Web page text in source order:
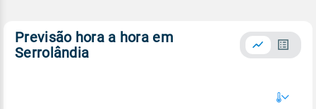
Previsão hora a hora em
Serrolândia